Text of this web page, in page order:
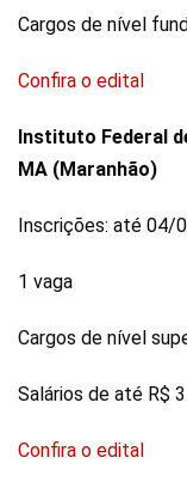
Cargos de nível
Confira o edital
Instituto Federal
MA (Maranhão)
Inscrições: até 04/
1 vaga
Cargos de nível
Salários de até R$
Confira o edital